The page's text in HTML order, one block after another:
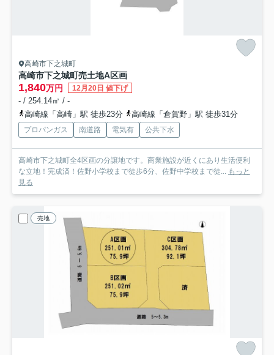
高崎市下之城町
高崎市下之城町売土地A区画
1,840万円 12月20日 値下げ
- / 254.14㎡ / -
高崎線「高崎」駅 徒歩23分
高崎線「倉賀野」駅 徒歩31分
プロパンガス 南道路 電気有 公共下水
高崎市下之城町全4区画の分譲地です。商業施設が近くにあり生活便利
な立地！完成済！佐野小学校まで徒歩6分、佐野中学校まで徒...
もっと
見る
売地